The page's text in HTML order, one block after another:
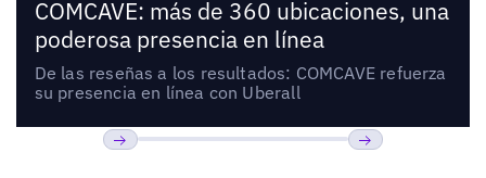
COMCAVE: más de 360 ubicaciones, una
poderosa presencia en línea
De las reseñas a los resultados: COMCAVE refuerza
su presencia en línea con Uberall